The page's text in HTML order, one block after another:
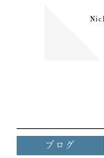
ブログ